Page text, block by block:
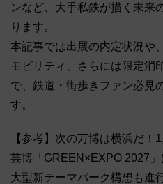
ンなど、大手私鉄が描く未来
ります。
本記事では出展の内定状況や
モビリティ、さらには限定消
で、鉄道・街歩きファン必見
す。
【参考】次の万博は横浜だ！
芸博「GREEN×EXPO 2027
大型新テーマパーク構想も進